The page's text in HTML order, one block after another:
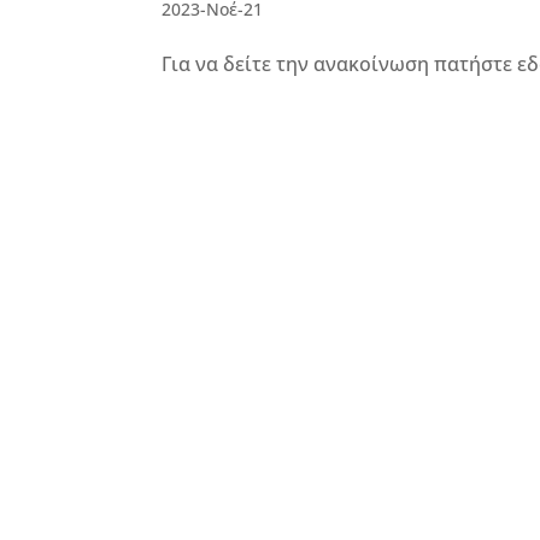
2023-Νοέ-21
Για να δείτε την ανακοίνωση πατήστε